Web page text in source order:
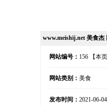
www.meishij.net 美食杰
网站编号： 156 【本
网站类别： 美食
发布时间： 2021-06-